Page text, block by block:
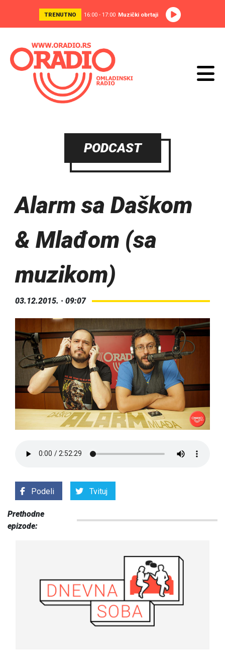
TRENUTNO 16:00 - 17:00 Muzički obrtaji
PODCAST
Alarm sa Daškom
& Mlađom (sa
muzikom)
03.12.2015. · 09:07
Podeli Tvituj
Prethodne
epizode: